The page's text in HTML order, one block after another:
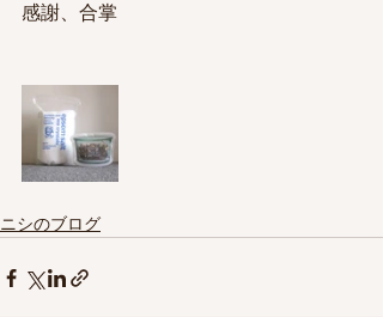
感謝、合掌
ニシのブログ